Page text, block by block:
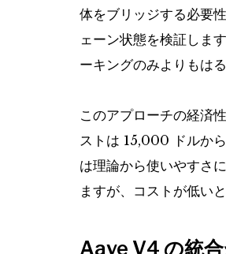
体をブリッジする必要
ェーン状態を検証しま
ーキングのみよりもは
このアプローチの経済
ストは 15,000 ドルか
は理論から使いやすさ
ますが、コストが低い
Aave V4 の統